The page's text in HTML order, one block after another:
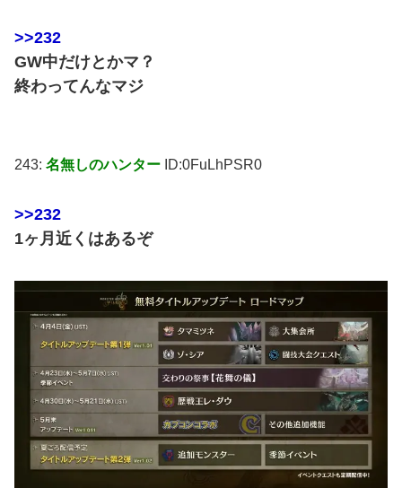
>>232
GW中だけとかマ？
終わってんなマジ
243: 名無しのハンター ID:0FuLhPSR0
>>232
1ヶ月近くはあるぞ